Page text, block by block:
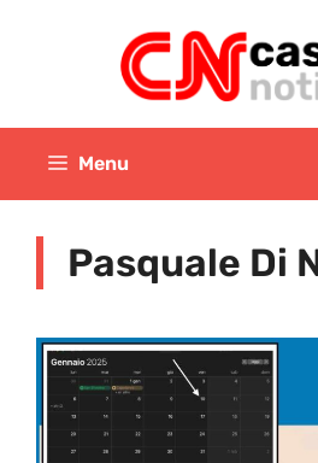
Menu
Pasquale Di